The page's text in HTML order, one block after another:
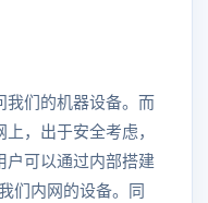
我们的机器设备。而
，出于安全考虑，
户可以通过内部搭建
们内网的设备。同